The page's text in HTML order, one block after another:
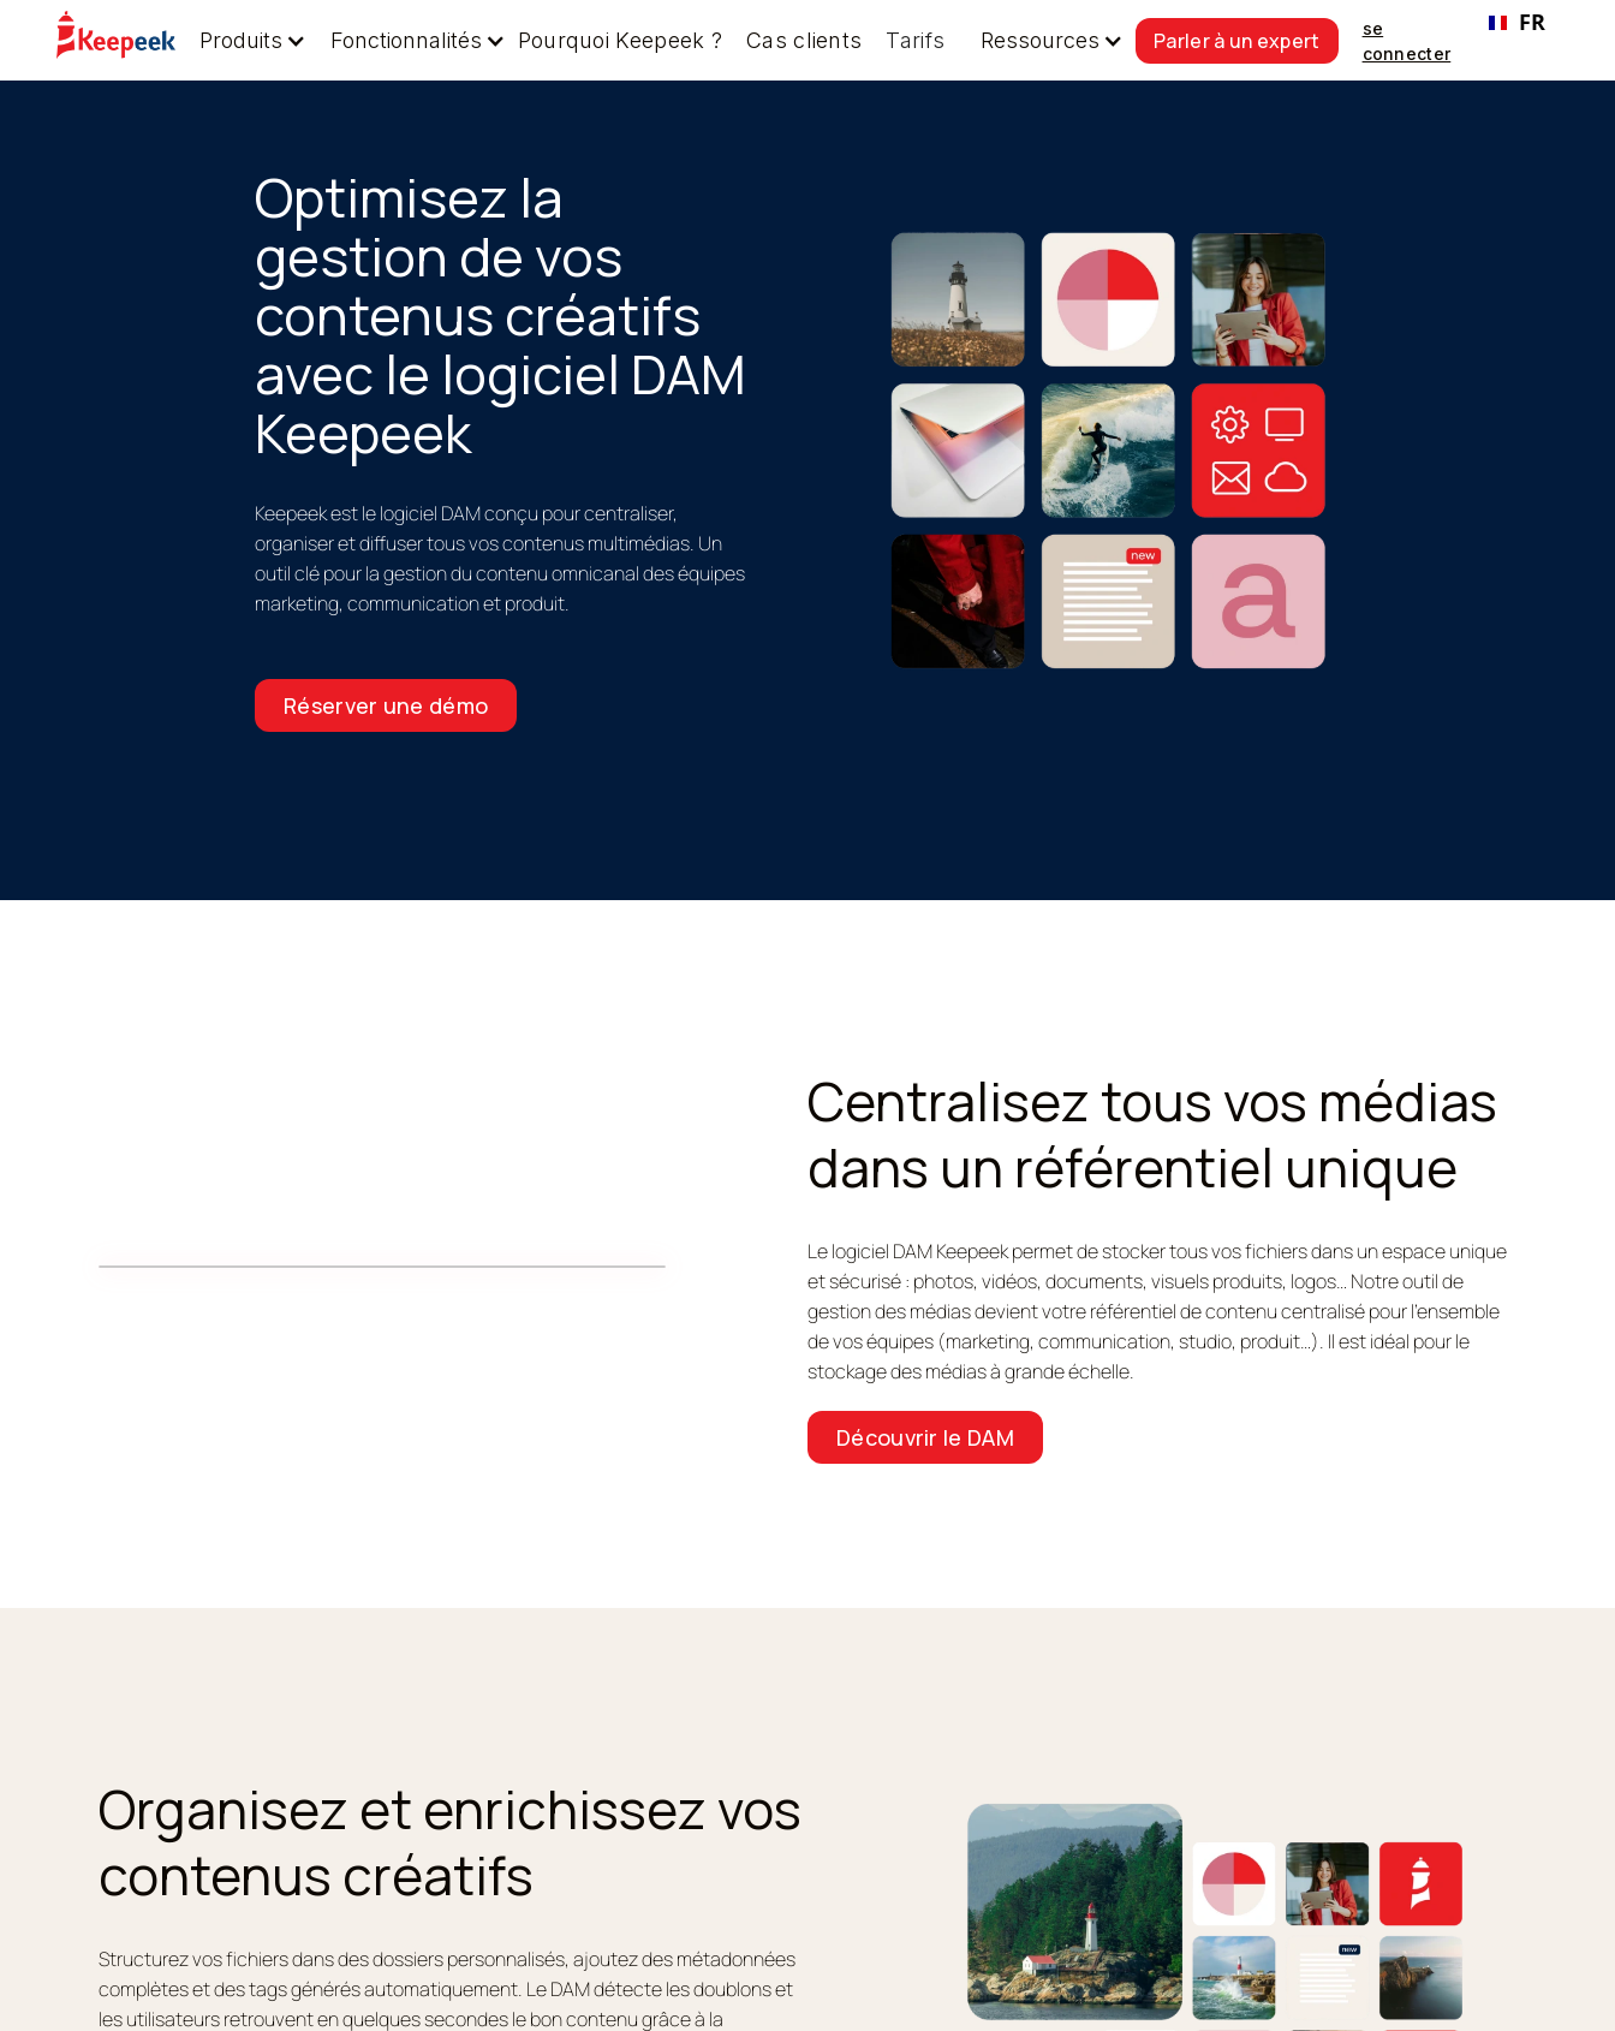
Produits Fonctionnalités Pourquoi Keepeek ? Cas clients Tarifs Ressources Parler à un expert
se
connecter
FR
Optimisez la
gestion de vos
contenus créatifs
avec le logiciel DAM
Keepeek
Keepeek est le logiciel DAM conçu pour centraliser,
organiser et diffuser tous vos contenus multimédias. Un
outil clé pour la gestion du contenu omnicanal des équipes
marketing, communication et produit.
Réserver une démo
Centralisez tous vos médias
dans un référentiel unique
Le logiciel DAM Keepeek permet de stocker tous vos fichiers dans un espace unique
et sécurisé : photos, vidéos, documents, visuels produits, logos… Notre outil de
gestion des médias devient votre référentiel de contenu centralisé pour l’ensemble
de vos équipes (marketing, communication, studio, produit…). Il est idéal pour le
stockage des médias à grande échelle.
Découvrir le DAM
Organisez et enrichissez vos
contenus créatifs
Structurez vos fichiers dans des dossiers personnalisés, ajoutez des métadonnées
complètes et des tags générés automatiquement. Le DAM détecte les doublons et
les utilisateurs retrouvent en quelques secondes le bon contenu grâce à la